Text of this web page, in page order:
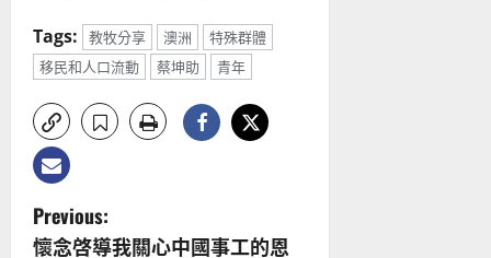
Tags: 教牧分享 澳洲
特殊群體
移民和人口流動
蔡坤助 青年
P
Previous:
懷念啓導我關心中國事工的恩